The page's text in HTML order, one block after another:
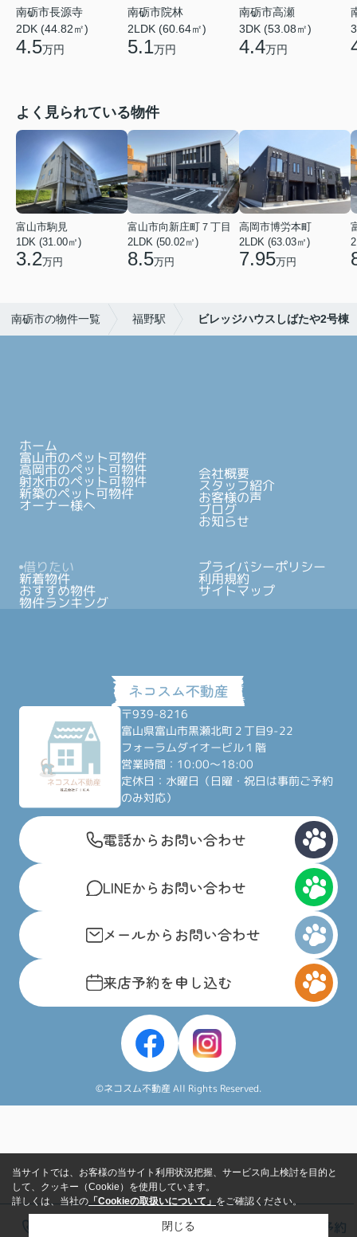
南砺市長源寺
2DK (44.82㎡)
4.5万円
南砺市院林
2LDK (60.64㎡)
5.1万円
南砺市高瀬
3DK (53.08㎡)
4.4万円
よく見られている物件
富山市駒見
1DK (31.00㎡)
3.2万円
富山市向新庄町７丁目
2LDK (50.02㎡)
8.5万円
高岡市博労本町
2LDK (63.03㎡)
7.95万円
南砺市の物件一覧 福野駅 ビレッジハウスしばたや2号棟
ホーム
富山市のペット可物件
高岡市のペット可物件
射水市のペット可物件
新築のペット可物件
オーナー様へ
会社概要
スタッフ紹介
お客様の声
ブログ
お知らせ
借りたい
新着物件
おすすめ物件
物件ランキング
プライバシーポリシー
利用規約
サイトマップ
〒939-8216
富山県富山市黒瀬北町２丁目9-22
フォーラムダイオービル１階
営業時間：10:00～18:00
定休日：水曜日（日曜・祝日は事前ご予約
のみ対応）
電話からお問い合わせ
LINEからお問い合わせ
メールからお問い合わせ
来店予約を申し込む
©ネコスム不動産 All Rights Reserved.
来店予約
当サイトでは、お客様の当サイト利用状況把握、サービス向上検討を目的と
して、クッキー（Cookie）を使用しています。
詳しくは、当社の 「Cookieの取扱いについて」 をご確認ください。
閉じる